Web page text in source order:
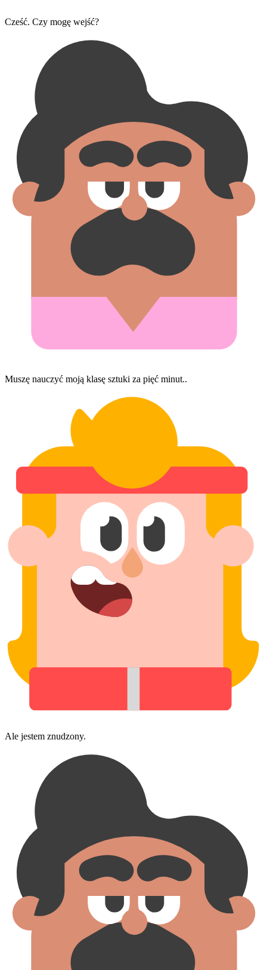
Cześć. Czy mogę wejść?
Muszę nauczyć moją klasę sztuki za pięć minut..
Ale jestem znudzony.